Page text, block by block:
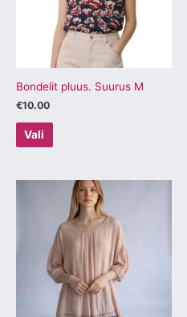
Bondelit pluus. Suurus M
€10.00
Vali
Valikuid
saab
teha
tootelehel.
Sellel
tootel
on
mitu
varianti.
Valikuid
saab